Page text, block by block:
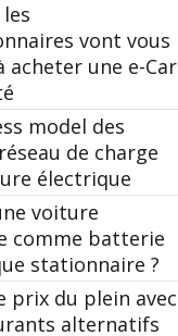
vont vous
acheter une e-Car
model des
de charge
électrique
voiture
comme batterie
stationnaire ?
prix du plein avec
alternatifs